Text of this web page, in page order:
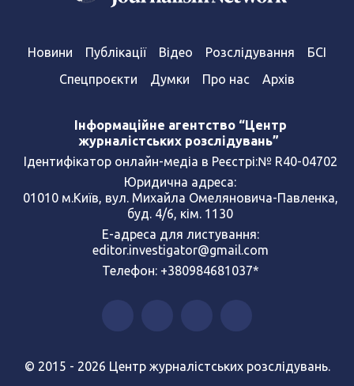
Новини Публікації Відео Розслідування
БСІ
Спецпроєкти
Думки Про нас Архів
Інформаційне агентство “Центр
журналістських розслідувань”
Ідентифікатор онлайн-медіа в Реєстрі:№ R40-04702
Юридична адреса:
01010 м.Київ, вул. Михайла Омеляновича-Павленка,
буд. 4/6, кім. 1130
Е-адреса для листування:
editor.investigator@gmail.com
Телефон: +380984681037*
© 2015 - 2026 Центр журналістських розслідувань.